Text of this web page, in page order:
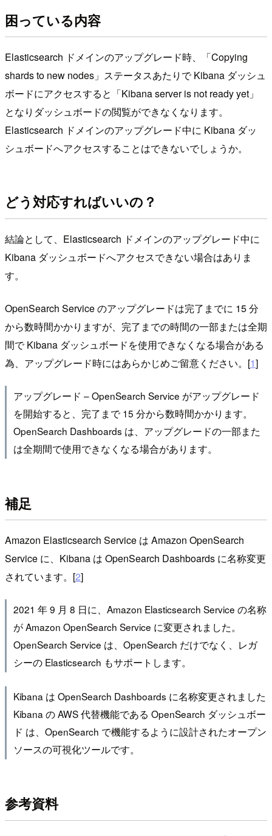
困っている内容
Elasticsearch ドメインのアップグレード時、「Copying
shards to new nodes」ステータスあたりで Kibana ダッシュ
ボードにアクセスすると「Kibana server is not ready yet」
となりダッシュボードの閲覧ができなくなります。
Elasticsearch ドメインのアップグレード中に Kibana ダッ
シュボードへアクセスすることはできないでしょうか。
どう対応すればいいの？
結論として、Elasticsearch ドメインのアップグレード中に
Kibana ダッシュボードへアクセスできない場合はありま
す。
OpenSearch Service のアップグレードは完了までに 15 分
から数時間かかりますが、完了までの時間の一部または全期
間で Kibana ダッシュボードを使用できなくなる場合がある
為、アップグレード時にはあらかじめご留意ください。[1]
アップグレード – OpenSearch Service がアップグレード
を開始すると、完了まで 15 分から数時間かかります。
OpenSearch Dashboards は、アップグレードの一部また
は全期間で使用できなくなる場合があります。
補足
Amazon Elasticsearch Service は Amazon OpenSearch
Service に、Kibana は OpenSearch Dashboards に名称変更
されています。[2]
2021 年 9 月 8 日に、Amazon Elasticsearch Service の名称
が Amazon OpenSearch Service に変更されました。
OpenSearch Service は、OpenSearch だけでなく、レガ
シーの Elasticsearch もサポートします。
Kibana は OpenSearch Dashboards に名称変更されました
Kibana の AWS 代替機能である OpenSearch ダッシュボー
ド は、OpenSearch で機能するように設計されたオープン
ソースの可視化ツールです。
参考資料